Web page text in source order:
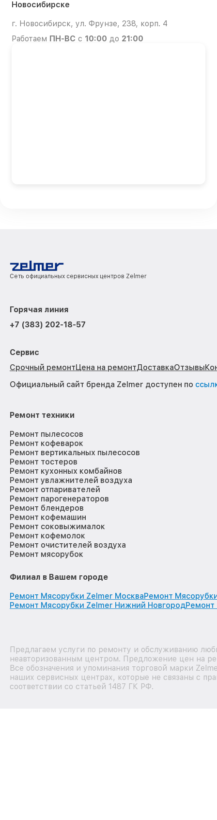
Новосибирске
г. Новосибирск, ул. Фрунзе, 238, корп. 4
Работаем ПН-ВС с 10:00 до 21:00
Сеть официальных сервисных центров Zelmer
Горячая линия
+7 (383) 202-18-57
Сервис
Срочный ремонтЦена на ремонтДоставкаОтзывы
Официальный сайт бренда Zelmer доступен по
Ремонт техники
Ремонт пылесосов
Ремонт кофеварок
Ремонт вертикальных пылесосов
Ремонт тостеров
Ремонт кухонных комбайнов
Ремонт увлажнителей воздуха
Ремонт отпаривателей
Ремонт парогенераторов
Ремонт блендеров
Ремонт кофемашин
Ремонт соковыжималок
Ремонт кофемолок
Ремонт очистителей воздуха
Ремонт мясорубок
Филиал в Вашем городе
Ремонт Мясорубки Zelmer МоскваРемонт
Ремонт Мясорубки Zelmer Нижний НовгородРемонт
Предлагаем услуги по ремонту и обслуживанию
неавторизованным центром. Предложение цен на
Все обозначения и упоминания торговой марки
наших сервисных центрах, которые не связаны с
соответствии со статьей 1487 ГК РФ.